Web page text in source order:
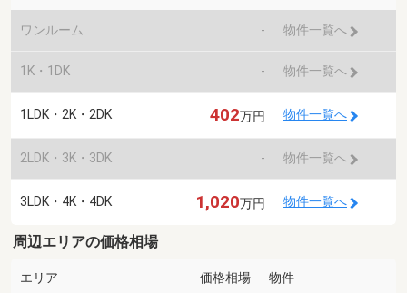
ワンルーム - 物件一覧へ
1K・1DK - 物件一覧へ
1LDK・2K・2DK 402万円 物件一覧へ
2LDK・3K・3DK - 物件一覧へ
3LDK・4K・4DK 1,020万円 物件一覧へ
周辺エリアの価格相場
エリア 価格相場 物件